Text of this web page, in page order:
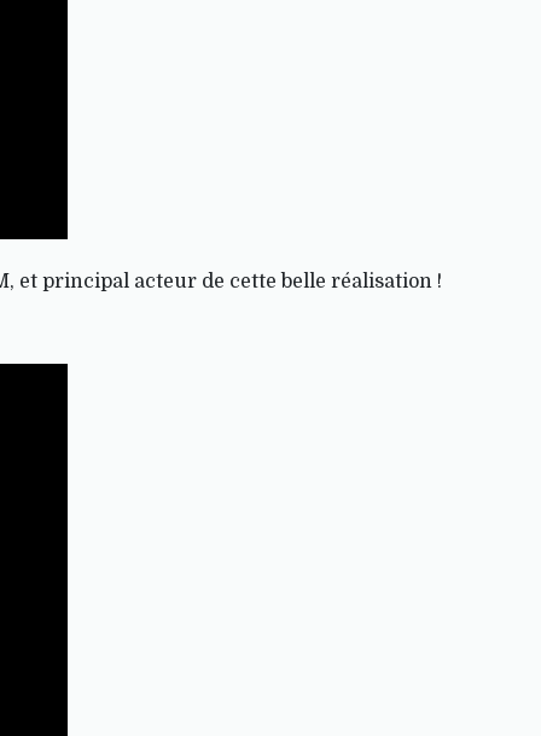
et principal acteur de cette belle réalisation !